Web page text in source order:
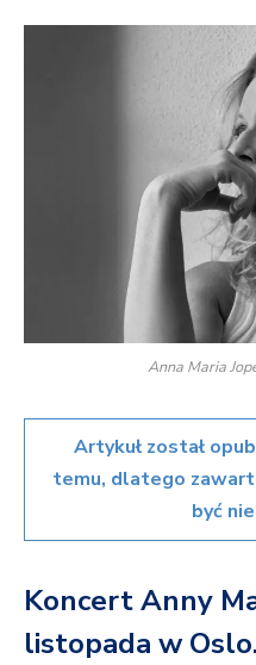
Anna Maria
Artykuł został
temu, dlatego
być
Koncert Anny
listopada w